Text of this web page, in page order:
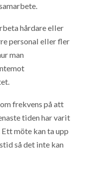
hårdare eller
personal eller fler
man
frekvens på att
tiden har varit
möte kan ta upp
så det inte kan